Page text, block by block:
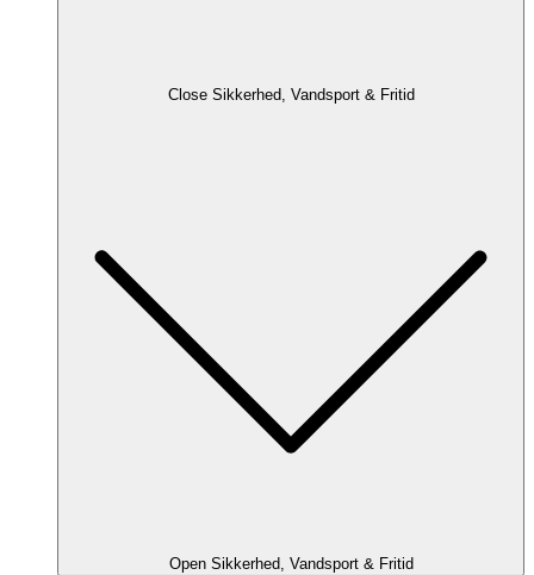
Close Sikkerhed, Vandsport & Fritid
Open Sikkerhed, Vandsport & Fritid